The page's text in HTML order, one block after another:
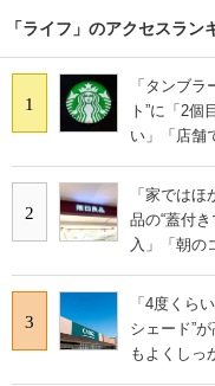
「ライフ」のアクセスラン
1
「タンブ
ト”に「2
い」「店舗
2
「家では
品の“蓋付
入」「朝の
3
「4度くら
シェード”
もよくしっ